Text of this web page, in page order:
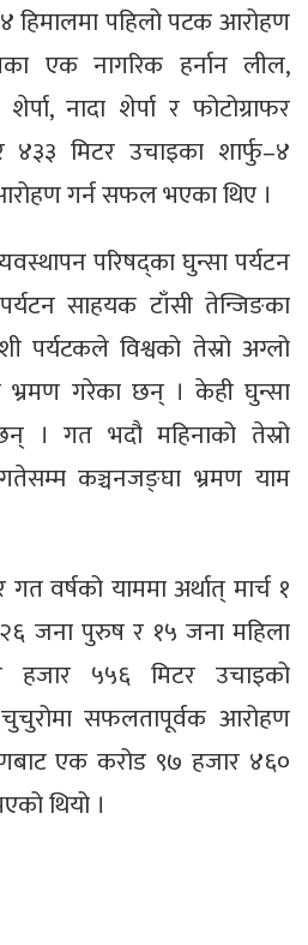
हिमालमा पहिलो पटक आरोहण
एक नागरिक हर्नान लील,
शेर्पा, नादा शेर्पा र फोटोग्राफर
४३३ मिटर उचाइका शार्फु–४
गर्न सफल भएका थिए ।
परिषद्का घुन्सा पर्यटन
साहयक टाँसी तेन्जिङका
पर्यटकले विश्वको तेस्रो अग्लो
भ्रमण गरेका छन् । केही घुन्सा
छन् । गत भदौ महिनाको तेस्रो
कञ्चनजङ्घा भ्रमण याम
वर्षको याममा अर्थात् मार्च १
जना पुरुष र १५ जना महिला
५५६ मिटर उचाइको
सफलतापूर्वक आरोहण
एक करोड ९७ हजार ४६०
थियो ।